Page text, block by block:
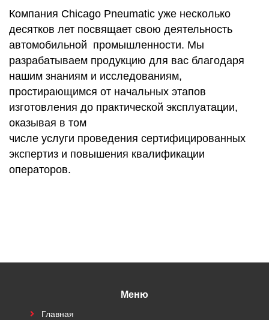
Компания Chicago Pneumatic уже несколько
десятков лет посвящает свою деятельность
автомобильной промышленности. Мы
разрабатываем продукцию для вас благодаря
нашим знаниям и исследованиям,
простирающимся от начальных этапов
изготовления до практической эксплуатации,
оказывая в том
числе услуги проведения сертифицированных
экспертиз и повышения квалификации
операторов.
Меню
Главная